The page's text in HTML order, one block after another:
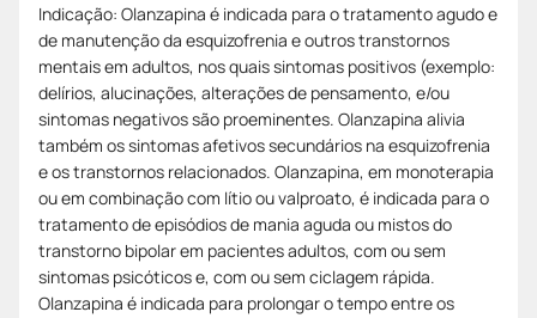
Indicação: Olanzapina é indicada para o tratamento agudo e
de manutenção da esquizofrenia e outros transtornos
mentais em adultos, nos quais sintomas positivos (exemplo:
delírios, alucinações, alterações de pensamento, e/ou
sintomas negativos são proeminentes. Olanzapina alivia
também os sintomas afetivos secundários na esquizofrenia
e os transtornos relacionados. Olanzapina, em monoterapia
ou em combinação com lítio ou valproato, é indicada para o
tratamento de episódios de mania aguda ou mistos do
transtorno bipolar em pacientes adultos, com ou sem
sintomas psicóticos e, com ou sem ciclagem rápida.
Olanzapina é indicada para prolongar o tempo entre os